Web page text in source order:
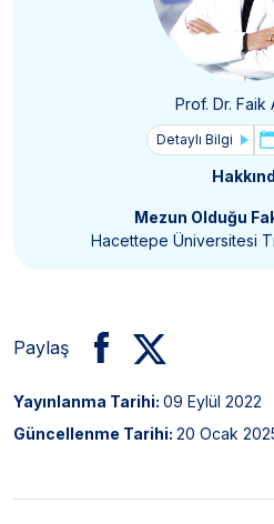
Prof. Dr. Faik
Detaylı Bilgi
Mezun Olduğu
Hacettepe Üniversitesi
Paylaş
Yayınlanma Tarihi: 09 Eylül 2022
Güncellenme Tarihi: 20 Ocak